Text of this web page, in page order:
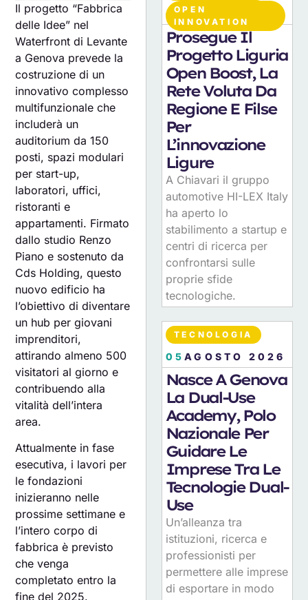
Il progetto “Fabbrica
delle Idee” nel
Waterfront di Levante
a Genova prevede la
costruzione di un
innovativo complesso
multifunzionale che
includerà un
auditorium da 150
posti, spazi modulari
per start-up,
laboratori, uffici,
ristoranti e
appartamenti. Firmato
dallo studio Renzo
Piano e sostenuto da
Cds Holding, questo
nuovo edificio ha
l’obiettivo di diventare
un hub per giovani
imprenditori,
attirando almeno 500
visitatori al giorno e
contribuendo alla
vitalità dell’intera
area.
Attualmente in fase
esecutiva, i lavori per
le fondazioni
inizieranno nelle
prossime settimane e
l’intero corpo di
fabbrica è previsto
che venga
completato entro la
fine del 2025.
OPEN
INNOVATION
07AGOSTO 2026
Prosegue Il
Progetto Liguria
Open Boost, La
Rete Voluta Da
Regione E Filse
Per
L’innovazione
Ligure
A Chiavari il gruppo
automotive HI-LEX Italy
ha aperto lo
stabilimento a startup e
centri di ricerca per
confrontarsi sulle
proprie sfide
tecnologiche.
TECNOLOGIA
05AGOSTO 2026
Nasce A Genova
La Dual-Use
Academy, Polo
Nazionale Per
Guidare Le
Imprese Tra Le
Tecnologie Dual-
Use
Un’alleanza tra
istituzioni, ricerca e
professionisti per
permettere alle imprese
di esportare in modo